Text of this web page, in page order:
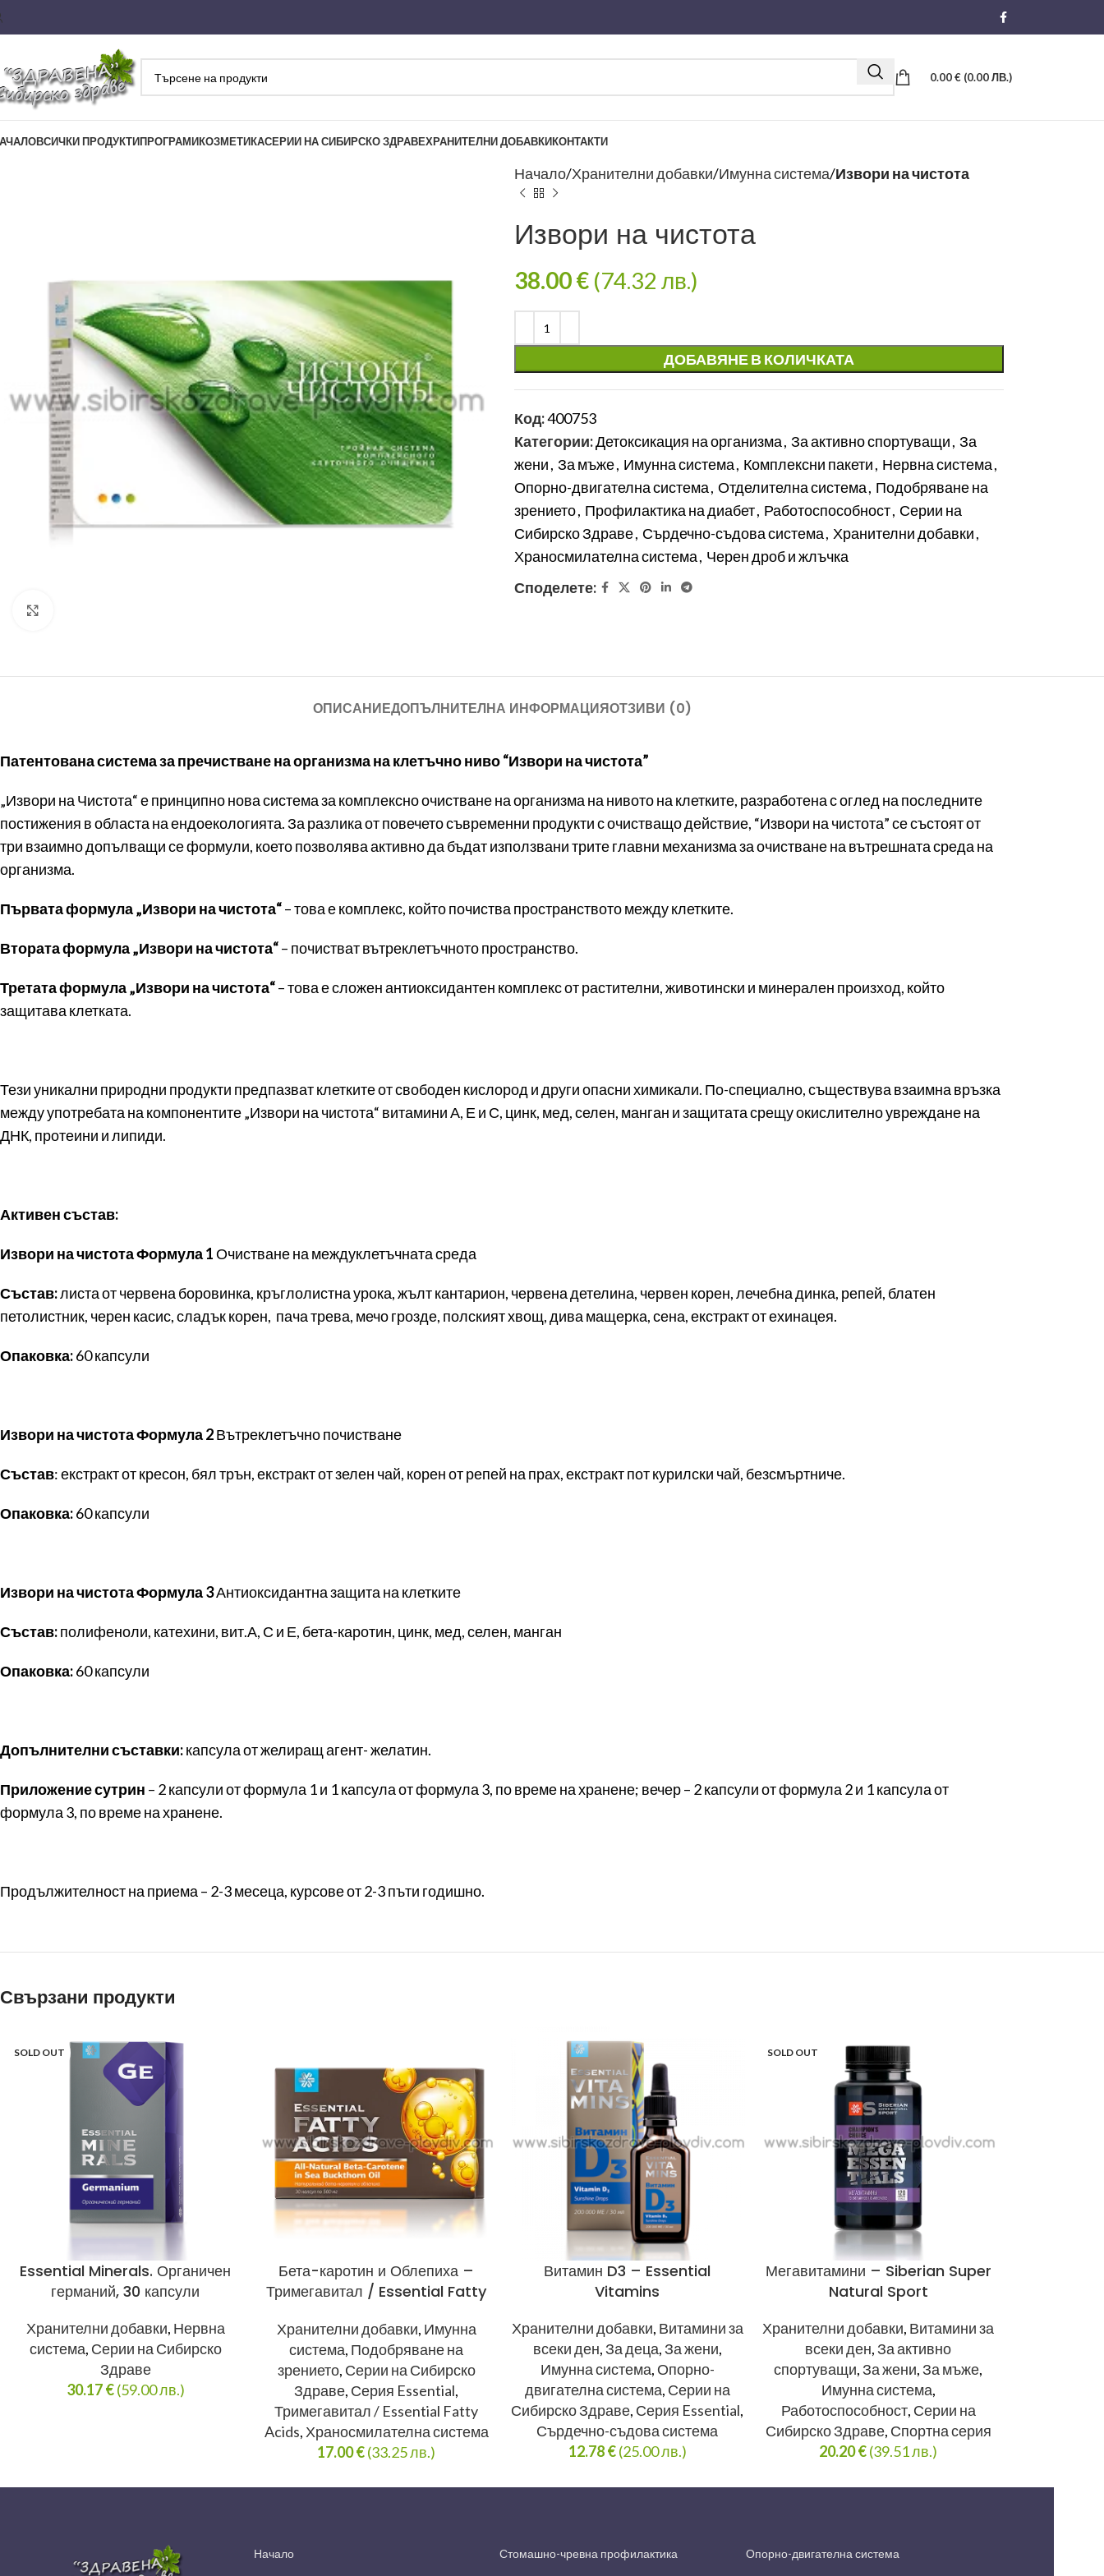
0.00€ (0.00 ЛВ.)
ВСИЧКИ ПРОДУКТИПРОГРАМИКОЗМЕТИКАСЕРИИ НА СИБИРСКО ЗДРАВЕХРАНИТЕЛНИ ДОБАВКИКОНТАКТИ
Начало Хранителни добавки Имунна система Извори на чистота
Извори на чистота
38.00€ (74.32 лв.)
ДОБАВЯНЕ В КОЛИЧКАТА
Код:400753
Категории:Детоксикация на организма, За активно спортуващи, За
жени, За мъже, Имунна система, Комплексни пакети, Нервна система,
Опорно-двигателна система, Отделителна система, Подобряване на
зрението, Профилактика на диабет, Работоспособност, Серии на
Сибирско Здраве, Сърдечно-съдова система, Хранителни добавки,
Храносмилателна система, Черен дроб и жлъчка
Споделете:
ОПИСАНИЕДОПЪЛНИТЕЛНА ИНФОРМАЦИЯОТЗИВИ (0)
Патентована система за пречистване на организма на клетъчно ниво “Извори на чистота”
„Извори на Чистота“ е принципно нова система за комплексно очистване на организма на нивото на клетките, разработена с оглед на последните
постижения в областа на ендоекологията. За разлика от повечето съвременни продукти с очистващо действие, “Извори на чистота” се състоят от
три взаимно допълващи се формули, което позволява активно да бъдат използвани трите главни механизма за очистване на вътрешната среда на
организма.
Първата формула „Извори на чистота“– това е комплекс, който почиства пространството между клетките.
Втората формула „Извори на чистота“– почистват вътреклетъчното пространство.
Третата формула „Извори на чистота“– това е сложен антиоксидантен комплекс от растителни, животински и минерален произход, който
защитава клетката.
Тези уникални природни продукти предпазват клетките от свободен кислород и други опасни химикали. По-специално, съществува взаимна връзка
между употребата на компонентите „Извори на чистота“ витамини А, Е и С, цинк, мед, селен, манган и защитата срещу окислително увреждане на
ДНК, протеини и липиди.
Активен състав:
Извори на чистота Формула 1Очистване на междуклетъчната среда
Състав:листа от червена боровинка, кръглолистна урока, жълт кантарион, червена детелина, червен корен, лечебна динка, репей, блатен
петолистник, черен касис, сладък корен, пача трева, мечо грозде, полският хвощ, дива мащерка, сена, екстракт от ехинацея.
Опаковка:60 капсули
Извори на чистота Формула 2Вътреклетъчно почистване
Състав: екстракт от кресон, бял трън, екстракт от зелен чай, корен от репей на прах, екстракт пот курилски чай, безсмъртниче.
Опаковка:60 капсули
Извори на чистота Формула 3Антиоксидантна защита на клетките
Състав:полифеноли, катехини, вит.А, С и Е, бета-каротин, цинк, мед, селен, манган
Опаковка:60 капсули
Допълнителни съставки:капсула от желиращ агент- желатин.
Приложение сутрин – 2 капсули от формула 1 и 1 капсула от формула 3, по време на хранене; вечер – 2 капсули от формула 2 и 1 капсула от
формула 3, по време на хранене.
Продължителност на приема – 2-3 месеца, курсове от 2-3 пъти годишно.
Свързани продукти
SOLD OUT
Essential Minerals. Органичен
германий, 30 капсули
Хранителни добавки, Нервна
система, Серии на Сибирско
Здраве
30.17€(59.00 лв.)
Бета-каротин и Облепиха –
Тримегавитал / Essential Fatty
Хранителни добавки, Имунна
система, Подобряване на
зрението, Серии на Сибирско
Здраве, Серия Essential,
Тримегавитал / Essential Fatty
Acids, Храносмилателна система
17.00€(33.25 лв.)
Витамин D3 – Essential
Vitamins
Хранителни добавки, Витамини за
всеки ден,За деца,За жени,
Имунна система, Опорно-
двигателна система, Серии на
Сибирско Здраве, Серия Essential,
Сърдечно-съдова система
12.78€(25.00 лв.)
SOLD OUT
Мегавитамини – Siberian Super
Natural Sport
Хранителни добавки, Витамини за
всеки ден,За активно
спортуващи,За жени,За мъже,
Имунна система,
Работоспособност, Серии на
Сибирско Здраве, Спортна серия
20.20€(39.51 лв.)
Начало
Стомашно-чревна профилактика
Опорно-двигателна система